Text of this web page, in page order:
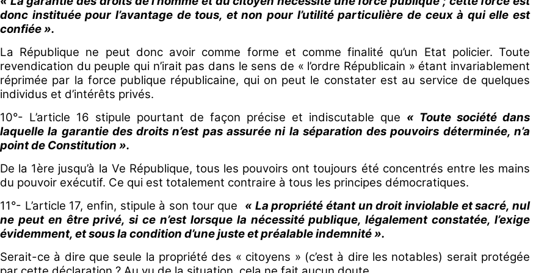
donc instituée pour l’avantage de tous, et non pour l’utilité particulière de ceux à qui elle est
confiée ».
La République ne peut donc avoir comme forme et comme finalité qu’un Etat policier. Toute
revendication du peuple qui n’irait pas dans le sens de « l’ordre Républicain » étant invariablement
réprimée par la force publique républicaine, qui on peut le constater est au service de quelques
individus et d’intérêts privés.
10°- L’article 16 stipule pourtant de façon précise et indiscutable que « Toute société dans
laquelle la garantie des droits n’est pas assurée ni la séparation des pouvoirs déterminée, n’a
point de Constitution ».
De la 1ère jusqu’à la Ve République, tous les pouvoirs ont toujours été concentrés entre les mains
du pouvoir exécutif. Ce qui est totalement contraire à tous les principes démocratiques.
11°- L’article 17, enfin, stipule à son tour que « La propriété étant un droit inviolable et sacré, nul
ne peut en être privé, si ce n’est lorsque la nécessité publique, légalement constatée, l’exige
évidemment, et sous la condition d’une juste et préalable indemnité ».
Serait-ce à dire que seule la propriété des « citoyens » (c’est à dire les notables) serait protégée